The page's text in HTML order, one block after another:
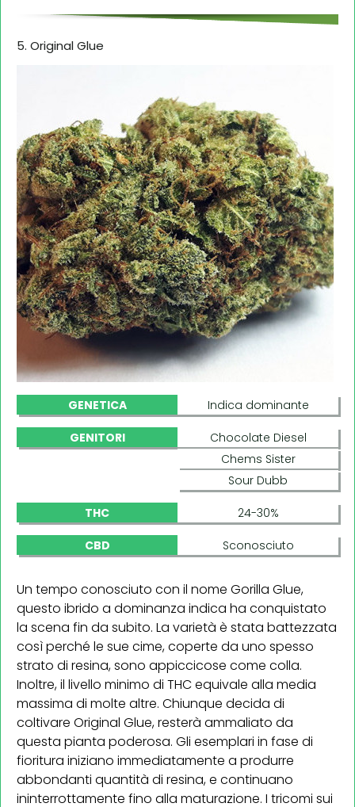
5. Original Glue
GENETICA Indica dominante
GENITORI
Chocolate Diesel
Chems Sister
Sour Dubb
THC 24-30%
CBD Sconosciuto
Un tempo conosciuto con il nome Gorilla Glue,
questo ibrido a dominanza indica ha conquistato
la scena fin da subito. La varietà è stata battezzata
così perché le sue cime, coperte da uno spesso
strato di resina, sono appiccicose come colla.
Inoltre, il livello minimo di THC equivale alla media
massima di molte altre. Chiunque decida di
coltivare Original Glue, resterà ammaliato da
questa pianta poderosa. Gli esemplari in fase di
fioritura iniziano immediatamente a produrre
abbondanti quantità di resina, e continuano
ininterrottamente fino alla maturazione. I tricomi sui